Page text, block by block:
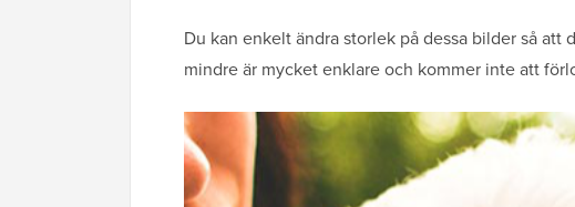
Du kan enkelt ändra storlek på dessa bilder så
mindre är mycket enklare och kommer inte att